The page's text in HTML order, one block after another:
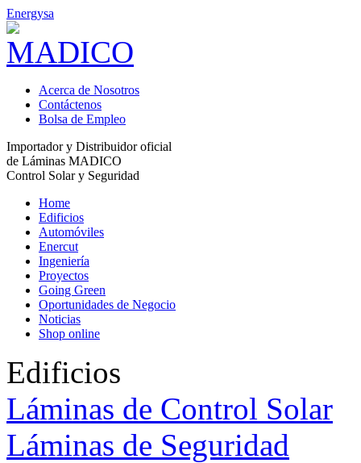
Energysa
Acerca de Nosotros
Contáctenos
Bolsa de Empleo
Importador y Distribuidor oficial
de Láminas MADICO
Control Solar y Seguridad
Home
Edificios
Automóviles
Enercut
Ingeniería
Proyectos
Going Green
Oportunidades de Negocio
Noticias
Shop online
Edificios
Láminas de Control Solar
Láminas de Seguridad